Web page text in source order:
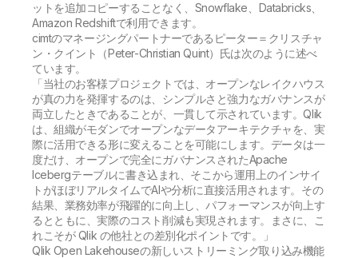
ットを追加コピーすることなく、Snowflake、Databricks、
Amazon Redshiftで利用できます。
cimtのマネージングパートナーであるピーター＝クリスチャ
ン・クイント（Peter-Christian Quint）氏は次のように述べ
ています。
「当社のお客様プロジェクトでは、オープンなレイクハウス
が真の力を発揮するのは、シンプルさと強力なガバナンスが
両立したときであることが、一貫して示されています。Qlik
は、組織がモダンでオープンなデータアーキテクチャを、実
際に活用できる形に変えることを可能にします。データは一
度だけ、オープンで完全にガバナンスされたApache
Icebergテーブルに書き込まれ、そこから運用上のインサイ
トがほぼリアルタイムでAIや分析に直接活用されます。その
結果、業務効率が飛躍的に向上し、パフォーマンスが向上す
るとともに、実際のコスト削減も実現されます。まさに、こ
れこそが Qlik の他社との差別化ポイントです。」
Qlik Open Lakehouseの新しいストリーミング取り込み機能